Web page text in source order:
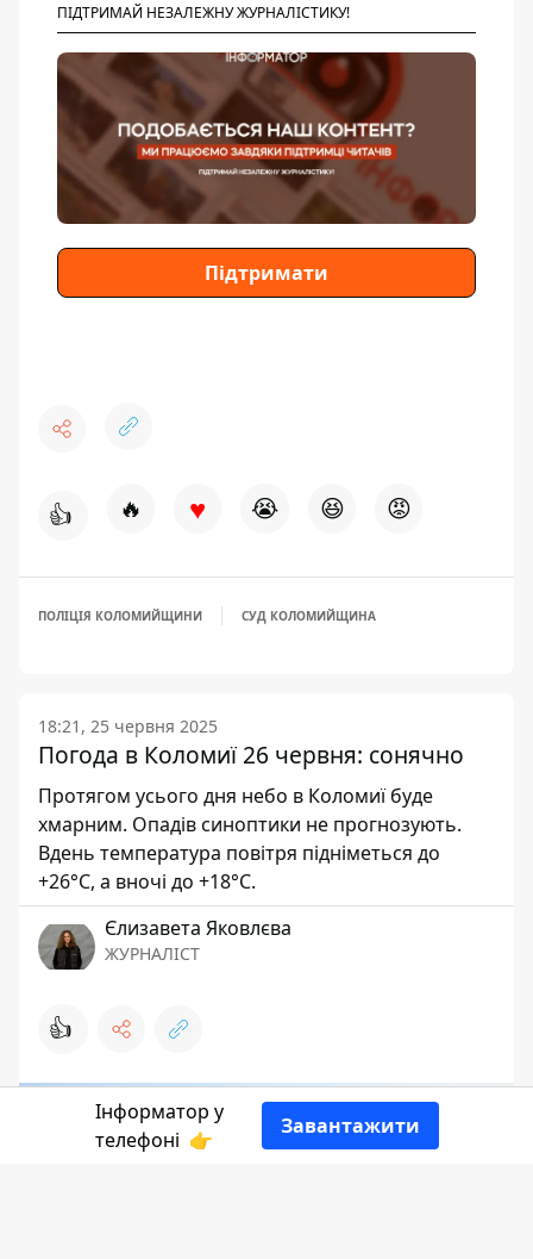
ПІДТРИМАЙ НЕЗАЛЕЖНУ ЖУРНАЛІСТИКУ!
Підтримати
👍 🔥 ♥ 😭 😆 😡
ПОЛІЦІЯ КОЛОМИЙЩИНИ СУД КОЛОМИЙЩИНА
18:21, 25 червня 2025
Погода в Коломиї 26 червня: сонячно
Протягом усього дня небо в Коломиї буде
хмарним. Опадів синоптики не прогнозують.
Вдень температура повітря підніметься до
+26°С, а вночі до +18°С.
Єлизавета Яковлєва
ЖУРНАЛІСТ
👍
Інформатор у
телефоні 👉
Завантажити